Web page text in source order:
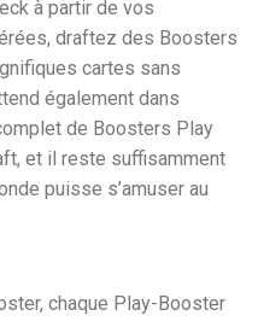
à partir de vos
draftez des Boosters
cartes sans
également dans
de Boosters Play
et il reste suffisamment
puisse s’amuser au
chaque Play-Booster